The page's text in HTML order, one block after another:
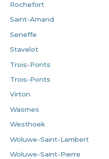
Rochefort
Saint-Amand
Seneffe
Stavelot
Trois-Ponts
Trois-Ponts
Virton
Wasmes
Westhoek
Woluwe-Saint-Lambert
Woluwe-Saint-Pierre